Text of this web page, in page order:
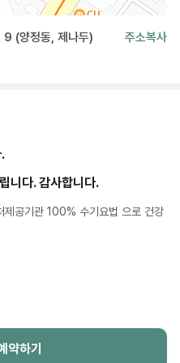
(양정동, 제나두)
주소복사
다. 감사합니다.
제공기관 100% 수기요법 으로 건강
약하기